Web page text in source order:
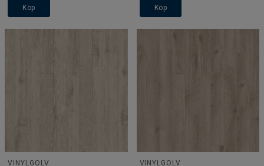
Köp Köp
VINYLGOLV VINYLGOLV